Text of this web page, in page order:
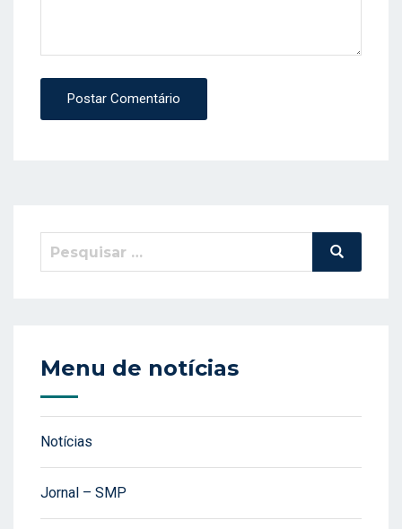
Postar Comentário
Pesquisar
Pesquisa
Menu de notícias
Notícias
Jornal – SMP